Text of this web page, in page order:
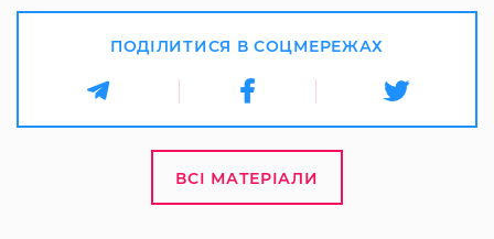
ПОДІЛИТИСЯ В СОЦМЕРЕЖАХ
ВСІ МАТЕРІАЛИ